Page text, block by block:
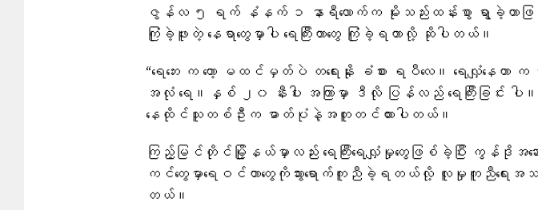
ဇွန်လ ၅ ရက် နံနက် ၁ နာရီလောက်က မိုးသည်းထန်းစွာ ရွာခဲ့တာဖြ
ကြုံခဲ့ဖူးတဲ့ နေရာတွေမှာပါ ရေကြီးတာတွေ ကြုံခဲ့ရတာလို့ ဆိုပါတယ်။
“ရေဘေး က တော့ မထင်မှတ်ပဲ တရေးနိုး ခံစား ရပီလေ။ ရေလျှံနေတ
အလုံ ရေ။နှစ် ၂၀ နီးပါး အကြာမှာ ဒီလို ပြန်လည် ရေကြီးခြင်း
နေထိုင်သူတစ်ဦးက ဓာတ်ပုံနဲ့အတူတင်ထားပါတယ်။
ကြည့်မြင်တိုင်မြို့နယ်မှာလည်း ရေကြီးရေလျှံမှုတွေဖြစ်ခဲ့ပြီး ကွန်ဒိုအဆေ
ကင်တွေမှာရေဝင်တာတွေကိုသွားရောက်ကူညီခဲ့ရတယ်လို့ လူမှုကူညီရေးအသင်း
တယ်။